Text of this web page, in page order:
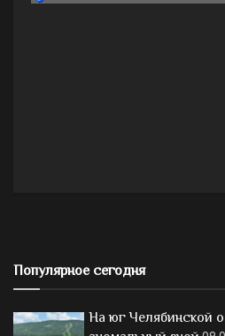
Популярное сегодня
На юг Челябинской